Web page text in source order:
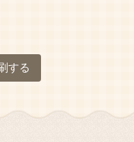
する